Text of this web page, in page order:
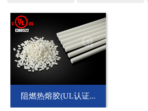
阻燃热熔胶(UL认证...